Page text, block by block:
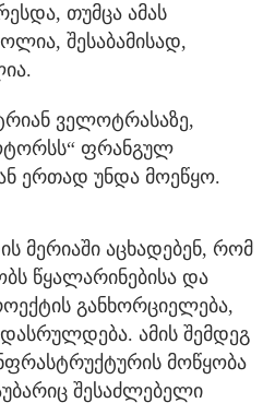
თუმცა ამას
შესაბამისად,
ველოტრასაზე,
ფრანგულ
ერთად უნდა მოეწყო.
მერიაში აცხადებენ, რომ
წყალარინებისა და
განხორციელება,
ამის შემდეგ
მოწყობა
შესაძლებელი